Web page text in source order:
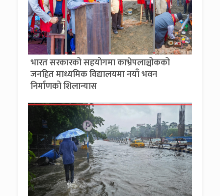
भारत सरकारको सहयोगमा काभ्रेपलाञ्चोकको
जनहित माध्यमिक विद्यालयमा नयाँ भवन
निर्माणको शिलान्यास